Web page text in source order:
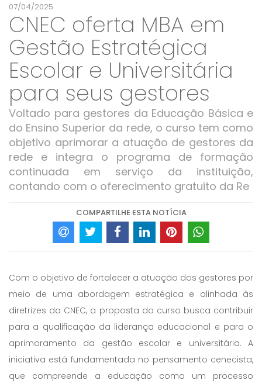
07/04/2025
CNEC oferta MBA em
Gestão Estratégica
Escolar e Universitária
para seus gestores
Voltado para gestores da Educação Básica e
do Ensino Superior da rede, o curso tem como
objetivo aprimorar a atuação de gestores da
rede e integra o programa de formação
continuada em serviço da instituição,
contando com o oferecimento gratuito da Re
COMPARTILHE ESTA NOTÍCIA
Com o objetivo de fortalecer a atuação dos gestores por
meio de uma abordagem estratégica e alinhada às
diretrizes da CNEC, a proposta do curso busca contribuir
para a qualificação da liderança educacional e para o
aprimoramento da gestão escolar e universitária. A
iniciativa está fundamentada no pensamento cenecista,
que compreende a educação como um processo